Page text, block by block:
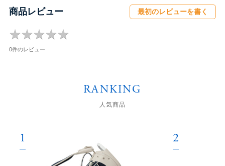
商品レビュー 最初のレビューを書く
★★★★★
★★★★★
0件のレビュー
RANKING
人気商品